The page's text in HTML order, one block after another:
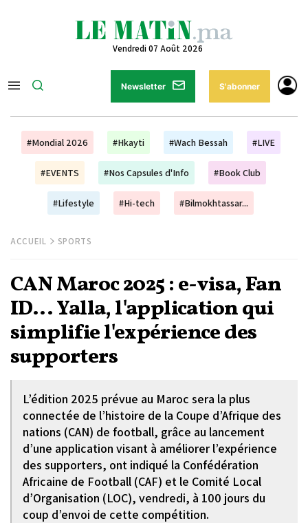
Vendredi 07 Août 2026
Newsletter S'abonner
#Mondial 2026 #Hkayti #Wach Bessah #LIVE
#EVENTS #Nos Capsules d'Info #Book Club
#Lifestyle #Hi-tech #Bilmokhtassar...
ACCUEIL SPORTS
CAN Maroc 2025 : e-visa, Fan
ID... Yalla, l'application qui
simplifie l'expérience des
supporters
L’édition 2025 prévue au Maroc sera la plus
connectée de l’histoire de la Coupe d’Afrique des
nations (CAN) de football, grâce au lancement
d’une application visant à améliorer l’expérience
des supporters, ont indiqué la Confédération
Africaine de Football (CAF) et le Comité Local
d’Organisation (LOC), vendredi, à 100 jours du
coup d’envoi de cette compétition.